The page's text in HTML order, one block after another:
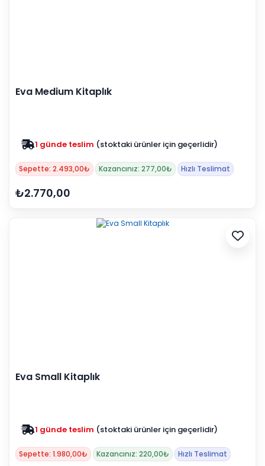
Eva Medium Kitaplık
Zam yok 2025 fiyatları devam ediyor
Sepette: 2.493,00₺ Kazancınız: 277,00₺ Hızlı Teslimat
₺2.770,00
Eva Small Kitaplık
Zam yok 2025 fiyatları devam ediyor
Sepette: 1.980,00₺ Kazancınız: 220,00₺ Hızlı Teslimat